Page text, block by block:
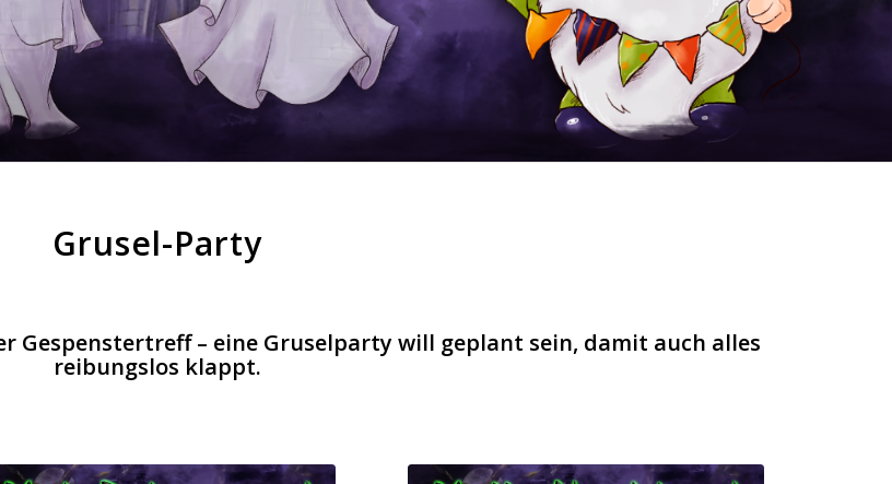
Grusel-Party
Gespenstertreff – eine Gruselparty will geplant sein, damit auch alles
reibungslos klappt.